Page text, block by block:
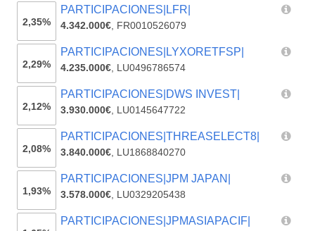
2,35%
PARTICIPACIONES|LFR|
4.342.000€, FR0010526079
2,29%
PARTICIPACIONES|LYXORETFSP|
4.235.000€, LU0496786574
2,12%
PARTICIPACIONES|DWS INVEST|
3.930.000€, LU0145647722
2,08%
PARTICIPACIONES|THREASELECT8|
3.840.000€, LU1868840270
1,93%
PARTICIPACIONES|JPM JAPAN|
3.578.000€, LU0329205438
PARTICIPACIONES|JPMASIAPACIF|